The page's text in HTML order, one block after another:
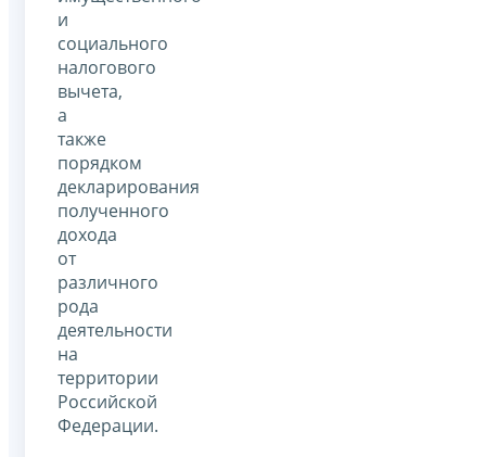
и
социального
налогового
вычета,
а
также
порядком
декларирования
полученного
дохода
от
различного
рода
деятельности
на
территории
Российской
Федерации.